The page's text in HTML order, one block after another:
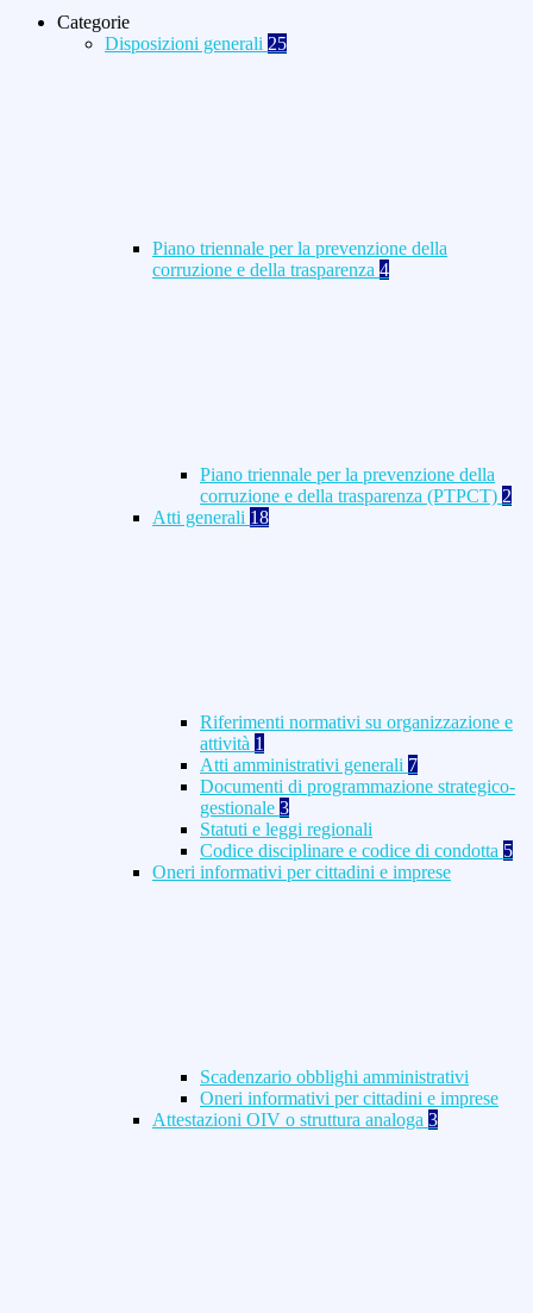
Categorie
Disposizioni generali 25
Piano triennale per la prevenzione della
corruzione e della trasparenza 4
Piano triennale per la prevenzione della
corruzione e della trasparenza (PTPCT) 2
Atti generali 18
Riferimenti normativi su organizzazione e
attività 1
Atti amministrativi generali 7
Documenti di programmazione strategico-
gestionale 3
Statuti e leggi regionali
Codice disciplinare e codice di condotta 5
Oneri informativi per cittadini e imprese
Scadenzario obblighi amministrativi
Oneri informativi per cittadini e imprese
Attestazioni OIV o struttura analoga 3